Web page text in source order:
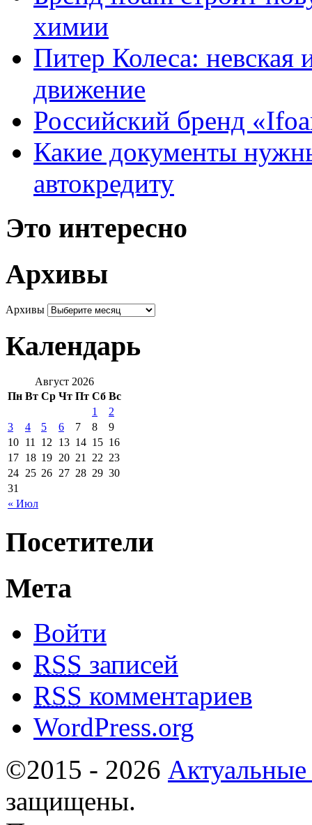
химии
Питер Колеса: невская
движение
Российский бренд
Какие документы
автокредиту
Это интересно
Архивы
Архивы
Календарь
Август 2026
Пн Вт Ср Чт Пт Сб Вс
« Июл
1
2
3
4 5 6 7 8
9
10 11 12 13 14 15 16
17 18 19 20 21 22 23
24 25 26 27 28 29 30
31
Посетители
Мета
Войти
RSS записей
RSS комментариев
WordPress.org
©2015 - 2026
защищены.